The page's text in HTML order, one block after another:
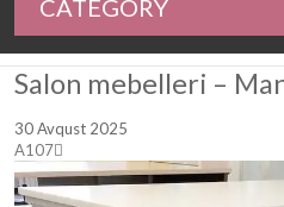
Salon mebelleri –
30 Avqust 2025
A107